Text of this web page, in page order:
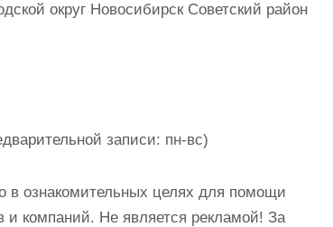
округ Новосибирск Советский район
записи: пн-вс)
в ознакомительных целях для помощи
и компаний. Не является рекламой! За